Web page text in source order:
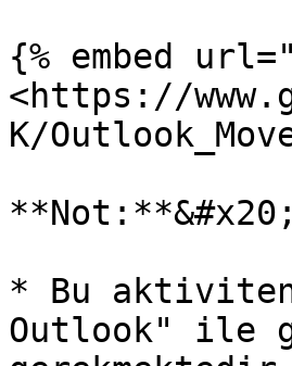
{% embed url="
<https://
K/
**Not:**&#x20;
* Bu
Outlook" ile